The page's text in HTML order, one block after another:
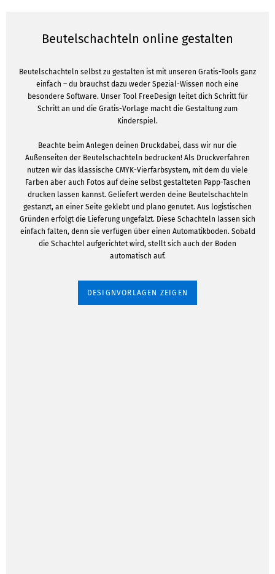
Beutelschachteln online gestalten
Beutelschachteln selbst zu gestalten ist mit unseren Gratis-Tools ganz
einfach – du brauchst dazu weder Spezial-Wissen noch eine
besondere Software. Unser Tool FreeDesign leitet dich Schritt für
Schritt an und die Gratis-Vorlage macht die Gestaltung zum
Kinderspiel.
Beachte beim Anlegen deinen Druckdabei, dass wir nur die
Außenseiten der Beutelschachteln bedrucken! Als Druckverfahren
nutzen wir das klassische CMYK-Vierfarbsystem, mit dem du viele
Farben aber auch Fotos auf deine selbst gestalteten Papp-Taschen
drucken lassen kannst. Geliefert werden deine Beutelschachteln
gestanzt, an einer Seite geklebt und plano genutet. Aus logistischen
Gründen erfolgt die Lieferung ungefalzt. Diese Schachteln lassen sich
einfach falten, denn sie verfügen über einen Automatikboden. Sobald
die Schachtel aufgerichtet wird, stellt sich auch der Boden
automatisch auf.
DESIGNVORLAGEN ZEIGEN